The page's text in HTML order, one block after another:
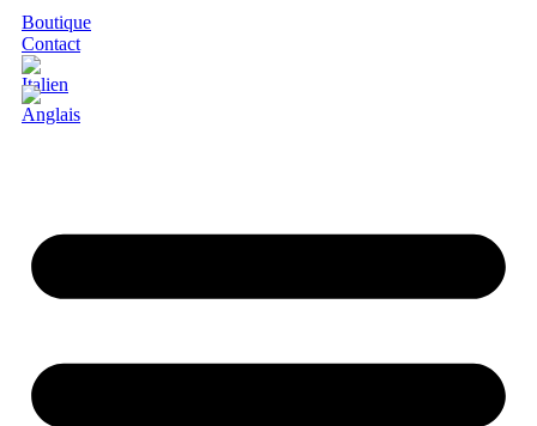
Boutique
Contact